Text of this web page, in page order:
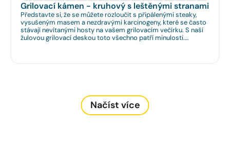
Grilovací kámen - kruhový s leštěnými stranami
Představte si, že se můžete rozloučit s připálenými steaky,
vysušeným masem a nezdravými karcinogeny, které se často
stávají nevítanými hosty na vašem grilovacím večírku. S naší
žulovou grilovací deskou toto všechno patří minulosti.
Načíst více